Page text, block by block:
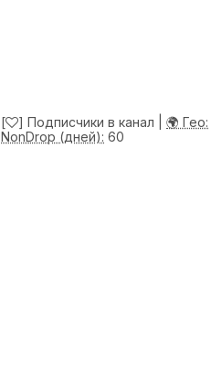
[ ] Подписчики в канал | 🌍 Гео:
NonDrop (дней): 60